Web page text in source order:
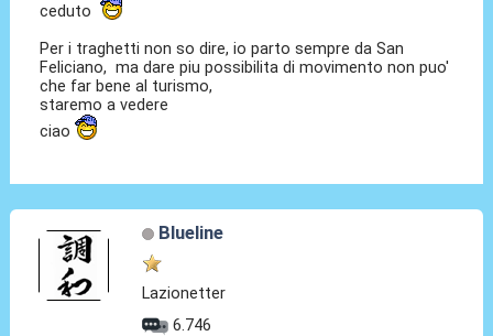
ceduto
Per i traghetti non so dire, io parto sempre da San
Feliciano, ma dare piu possibilita di movimento non puo'
che far bene al turismo,
staremo a vedere
ciao
Blueline
Lazionetter
6.746